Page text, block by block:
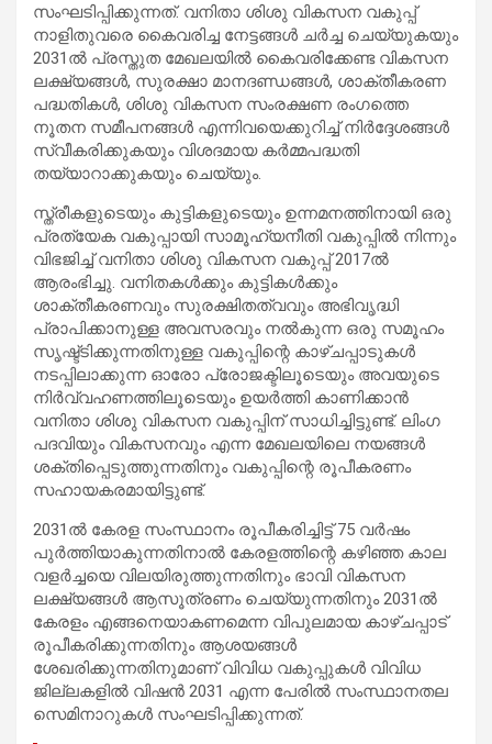
സംഘടിപ്പിക്കുന്നത്. വനിതാ ശിശു വികസന വകുപ്പ്
നാളിതുവരെ കൈവരിച്ച നേട്ടങ്ങള്‍ ചര്‍ച്ച ചെയ്യുകയും
2031ല്‍ പ്രസ്തുത മേഖലയില്‍ കൈവരിക്കേണ്ട വികസന
ലക്ഷ്യങ്ങള്‍, സുരക്ഷാ മാനദണ്ഡങ്ങള്‍, ശാക്തീകരണ
പദ്ധതികള്‍, ശിശു വികസന സംരക്ഷണ രംഗത്തെ
നൂതന സമീപനങ്ങള്‍ എന്നിവയെക്കുറിച്ച് നിര്‍ദ്ദേശങ്ങള്‍
സ്വീകരിക്കുകയും വിശദമായ കര്‍മ്മപദ്ധതി
തയ്യാറാക്കുകയും ചെയ്യും.
സ്ത്രീകളുടെയും കുട്ടികളുടെയും ഉന്നമനത്തിനായി ഒരു
പ്രത്യേക വകുപ്പായി സാമൂഹ്യനീതി വകുപ്പില്‍ നിന്നും
വിഭജിച്ച് വനിതാ ശിശു വികസന വകുപ്പ് 2017ല്‍
ആരംഭിച്ചു. വനിതകള്‍ക്കും കുട്ടികള്‍ക്കും
ശാക്തീകരണവും സുരക്ഷിതത്വവും അഭിവൃദ്ധി
പ്രാപിക്കാനുള്ള അവസരവും നല്‍കുന്ന ഒരു സമൂഹം
സൃഷ്ട്ടിക്കുന്നതിനുള്ള വകുപ്പിന്റെ കാഴ്ചപ്പാടുകള്‍
നടപ്പിലാക്കുന്ന ഓരോ പ്രോജക്ടിലൂടെയും അവയുടെ
നിര്‍വ്വഹണത്തിലൂടെയും ഉയര്‍ത്തി കാണിക്കാന്‍
വനിതാ ശിശു വികസന വകുപ്പിന് സാധിച്ചിട്ടുണ്ട്. ലിംഗ
പദവിയും വികസനവും എന്ന മേഖലയിലെ നയങ്ങള്‍
ശക്തിപ്പെടുത്തുന്നതിനും വകുപ്പിന്റെ രൂപീകരണം
സഹായകരമായിട്ടുണ്ട്.
2031ല്‍ കേരള സംസ്ഥാനം രൂപീകരിച്ചിട്ട് 75 വര്‍ഷം
പുര്‍ത്തിയാകുന്നതിനാല്‍ കേരളത്തിന്റെ കഴിഞ്ഞ കാല
വളര്‍ച്ചയെ വിലയിരുത്തുന്നതിനും ഭാവി വികസന
ലക്ഷ്യങ്ങള്‍ ആസൂത്രണം ചെയ്യുന്നതിനും 2031ല്‍
കേരളം എങ്ങനെയാകണമെന്ന വിപുലമായ കാഴ്ചപ്പാട്
രൂപീകരിക്കുന്നതിനും ആശയങ്ങള്‍
ശേഖരിക്കുന്നതിനുമാണ് വിവിധ വകുപ്പുകള്‍ വിവിധ
ജില്ലകളില്‍ വിഷന്‍ 2031 എന്ന പേരില്‍ സംസ്ഥാനതല
സെമിനാറുകള്‍ സംഘടിപ്പിക്കുന്നത്.